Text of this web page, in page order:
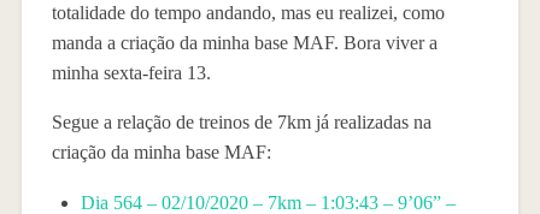
totalidade do tempo andando, mas eu realizei, como
manda a criação da minha base MAF. Bora viver a
minha sexta-feira 13.
Segue a relação de treinos de 7km já realizadas na
criação da minha base MAF:
Dia 564 – 02/10/2020 – 7km – 1:03:43 – 9’06” –